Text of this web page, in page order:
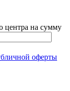
центра на сумму
оферты